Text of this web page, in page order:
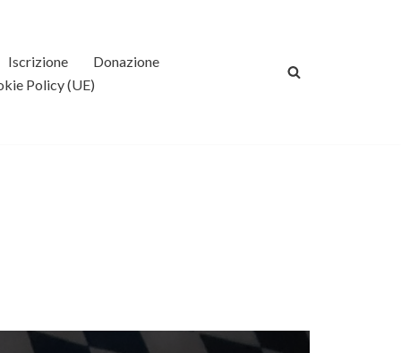
Iscrizione
Donazione
Policy (UE)